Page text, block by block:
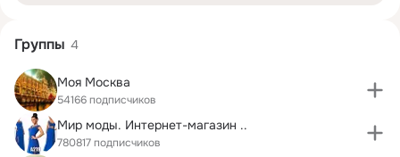
Группы 4
Моя Москва
54166 подписчиков
Мир моды. Интернет-магазин ..
780817 подписчиков